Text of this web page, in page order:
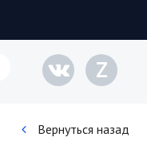
Z
Вернуться назад